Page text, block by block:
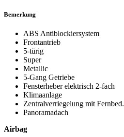
Bemerkung
ABS Antiblockiersystem
Frontantrieb
5-türig
Super
Metallic
5-Gang Getriebe
Fensterheber elektrisch 2-fach
Klimaanlage
Zentralverriegelung mit Fernbed.
Panoramadach
Airbag